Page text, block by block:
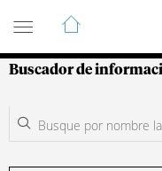
Guía de
Buscador de